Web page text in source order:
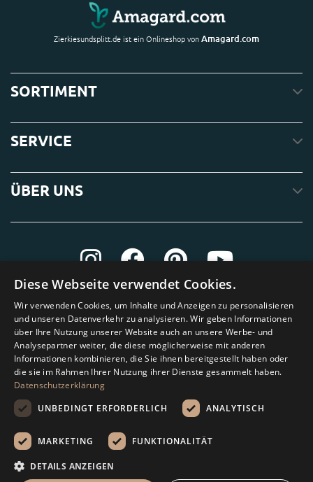
Zierkiesundsplitt.de ist ein Onlineshop vonAmagard.com
SORTIMENT
SERVICE
ÜBER UNS
Amagard.com (Kranendonk B.V.) Alle Rechten vorbehalten.
Diese Webseite verwendet Cookies.
Wir verwenden Cookies, um Inhalte und Anzeigen zu personalisieren
und unseren Datenverkehr zu analysieren. Wir geben Informationen
über Ihre Nutzung unserer Website auch an unsere Werbe- und
Analysepartner weiter, die diese möglicherweise mit anderen
Informationen kombinieren, die Sie ihnen bereitgestellt haben oder
die sie im Rahmen Ihrer Nutzung ihrer Dienste gesammelt haben.
Datenschutzerklärung
UNBEDINGT ERFORDERLICH
ANALYTISCH
MARKETING FUNKTIONALITÄT
DETAILS ANZEIGEN